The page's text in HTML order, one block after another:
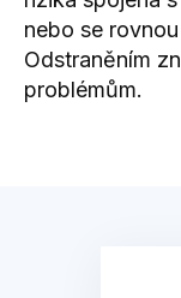
nebo se
Odstraněním
problémům.